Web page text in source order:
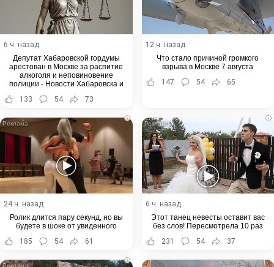
6 ч. назад
Депутат Хабаровской гордумы
арестован в Москве за распитие
алкоголя и неповиновение
полиции - Новости Хабаровска и
133 54 73
12 ч. назад
Что стало причиной громкого
взрыва в Москве 7 августа
147
54 65
i
24 ч. назад
Ролик длится пару секунд, но вы
будете в шоке от увиденного
185
54 61
i
6 ч. назад
Этот танец невесты оставит вас
без слов! Пересмотрела 10 раз
231
54 37
i